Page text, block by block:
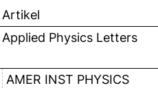
Artikel
Applied Physics Letters
AMER INST PHYSICS